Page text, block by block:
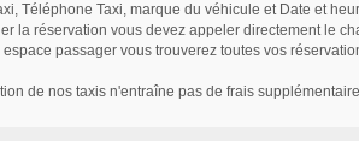
Téléphone Taxi, marque du véhicule et Date et
la réservation vous devez appeler directement le
passager vous trouverez toutes vos
de nos taxis n'entraîne pas de frais